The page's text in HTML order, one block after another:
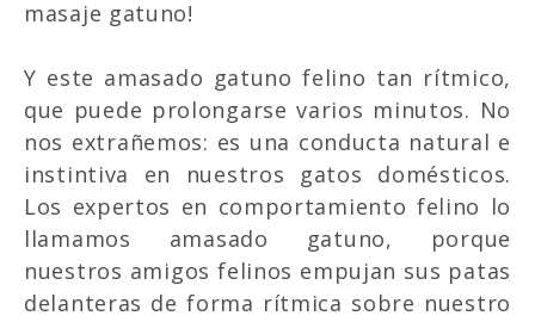
masaje gatuno!
Y este amasado gatuno felino tan rítmico,
que puede prolongarse varios minutos. No
nos extrañemos: es una conducta natural e
instintiva en nuestros gatos domésticos.
Los expertos en comportamiento felino lo
llamamos amasado gatuno, porque
nuestros amigos felinos empujan sus patas
delanteras de forma rítmica sobre nuestro